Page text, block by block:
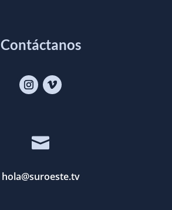
Contáctanos

hola@suroeste.tv